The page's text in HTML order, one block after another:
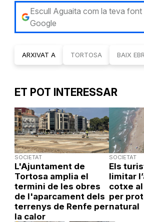
Escull Aguaita com la teva font
Google
ARXIVAT A TORTOSA BAIX
ET POT INTERESSAR
SOCIETAT
L'Ajuntament de
Tortosa amplia el
termini de les obres
de l'aparcament dels
terrenys de Renfe per
la calor
SOCIETAT
Els
limitar
cotxe
per
natural